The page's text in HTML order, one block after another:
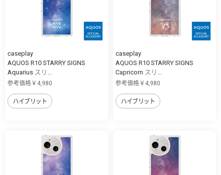
caseplay
AQUOS R10 STARRY SIGNS
Aquarius スリ...
参考価格￥4,980
ハイブリット
caseplay
AQUOS R10 STARRY SIGNS
Capricorn スリ...
参考価格￥4,980
ハイブリット